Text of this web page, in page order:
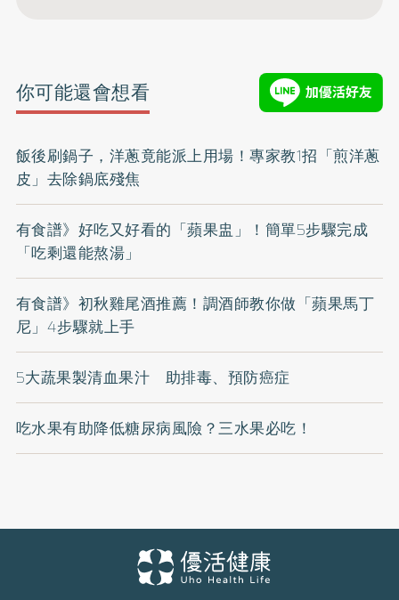
你可能還會想看
飯後刷鍋子，洋蔥竟能派上用場！專家教1招「煎洋蔥
皮」去除鍋底殘焦
有食譜》好吃又好看的「蘋果盅」！簡單5步驟完成
「吃剩還能熬湯」
有食譜》初秋雞尾酒推薦！調酒師教你做「蘋果馬丁
尼」4步驟就上手
5大蔬果製清血果汁 助排毒、預防癌症
吃水果有助降低糖尿病風險？三水果必吃！